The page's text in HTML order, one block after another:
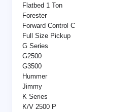
Flatbed 1 Ton
Forester
Forward Control C
Full Size Pickup
G Series
G2500
G3500
Hummer
Jimmy
K Series
K/V 2500 P